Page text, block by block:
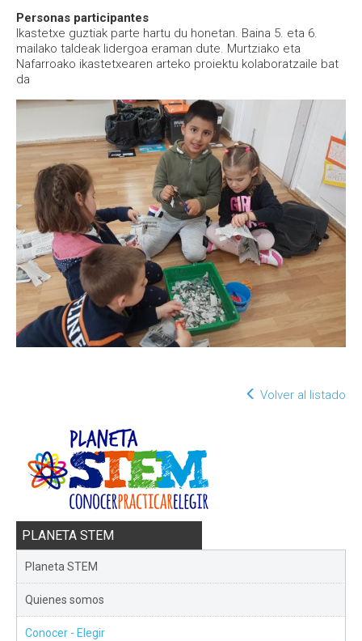
Personas participantes
Ikastetxe guztiak parte hartu du honetan. Baina 5. eta 6.
mailako taldeak lidergoa eraman dute. Murtziako eta
Nafarroako ikastetxearen arteko proiektu kolaboratzaile bat
da
Volver al listado
PLANETA STEM
Planeta STEM
Quienes somos
Conocer - Elegir